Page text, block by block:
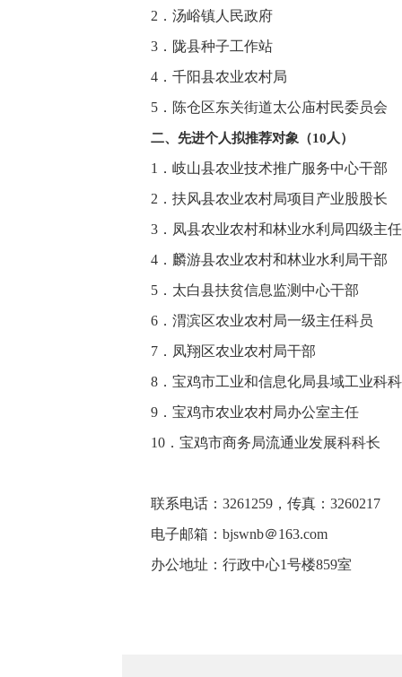
2．汤峪镇人民政府
3．陇县种子工作站
4．千阳县农业农村局
5．陈仓区东关街道太公庙村民委员会
二、先进个人拟推荐对象（10人）
1．岐山县农业技术推广服
2． 扶风县农业农村局项目
3． 凤县农业农村和林业水利局
4． 麟游县农业农村和林业
5． 太白县扶贫信息监测
6．渭滨区农业农村局一级
7．凤翔区农业农村
8．宝鸡市工业和信息化局县
9．宝鸡市农业农村局办
10．宝鸡市商务局流通业
联系电话：3261259，传真：3260217
电子邮箱：bjswnb＠163.com
办公地址：行政中心1号楼859室